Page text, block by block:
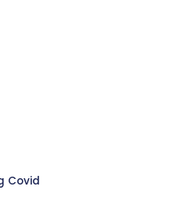
Covid